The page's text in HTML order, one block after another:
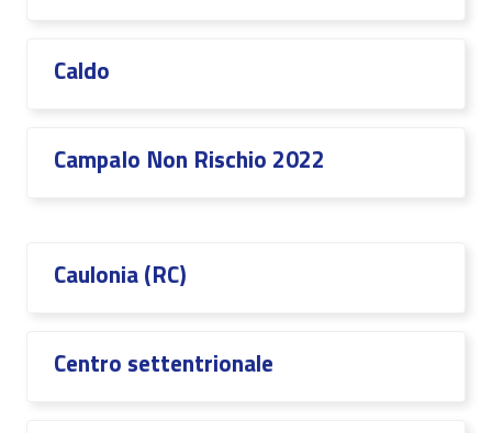
Caldo
CampaIo Non Rischio 2022
Caulonia (RC)
Centro settentrionale